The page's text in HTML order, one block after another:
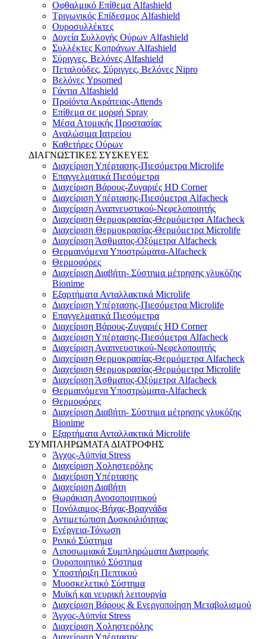
Οφθαλμικό Eπίθεμα Alfashield
Τριγωνικός Επίδεσμος Alfashield
Ουροσυλλέκτες
Δοχεία Συλλογής Ούρων Alfashield
Συλλέκτες Κοπράνων Alfashield
Σύριγγες, Βελόνες Alfashield
Πεταλούδες, Σύριγγες, Βελόνες Nipro
Βελόνες Ypsomed
Γάντια Alfashield
Προϊόντα Ακράτειας-Attends
Επίθεμα σε μορφή Spray
Μέσα Ατομικής Προστασίας
Αναλώσιμα Ιατρείου
Καθετήρες Ούρων
ΔΙΑΓΝΩΣΤΙΚΕΣ ΣΥΣΚΕΥΕΣ
Διαχείριση Υπέρτασης-Πιεσόμετρα Microlife
Επαγγελματικά Πιεσόμετρα
Διαχείριση Βάρους-Ζυγαριές HD Corner
Διαχείριση Υπέρτασης-Πιεσόμετρα Alfacheck
Διαχείριση Αναπνευστικού-Νεφελοποιητής
Διαχείριση Θερμοκρασίας-Θερμόμετρα Alfacheck
Διαχείριση Θερμοκρασίας-Θερμόμετρα Microlife
Διαχείριση Άσθματος-Οξύμετρα Alfacheck
Θερμαινόμενα Υποστρώματα-Alfacheck
Θερμοφόρες
Διαχείριση Διαβήτη- Σύστημα μέτρησης γλυκόζης
Bionime
Εξαρτήματα Ανταλλακτικά Microlife
Διαχείριση Υπέρτασης-Πιεσόμετρα Microlife
Επαγγελματικά Πιεσόμετρα
Διαχείριση Βάρους-Ζυγαριές HD Corner
Διαχείριση Υπέρτασης-Πιεσόμετρα Alfacheck
Διαχείριση Αναπνευστικού-Νεφελοποιητής
Διαχείριση Θερμοκρασίας-Θερμόμετρα Alfacheck
Διαχείριση Θερμοκρασίας-Θερμόμετρα Microlife
Διαχείριση Άσθματος-Οξύμετρα Alfacheck
Θερμαινόμενα Υποστρώματα-Alfacheck
Θερμοφόρες
Διαχείριση Διαβήτη- Σύστημα μέτρησης γλυκόζης
Bionime
Εξαρτήματα Ανταλλακτικά Microlife
ΣΥΜΠΛΗΡΩΜΑΤΑ ΔΙΑΤΡΟΦΗΣ
Άγχος-Αϋπνία Stress
Διαχείριση Χοληστερόλης
Διαχείριση Υπέρτασης
Διαχείριση Διαβήτη
Θωράκιση Ανοσοποιητικού
Πονόλαιμος-Βήχας-Βραχνάδα
Αντιμετώπιση Δυσκοιλιότητας
Eνέργεια-Τόνωση
Ρινικό Σύστημα
Λιποσωμιακά Συμπληρώματα Διατροφής
Ουροποιητικό Σύστημα
Υποστήριξη Πεπτικού
Μυοσκελετικό Σύστημα
Μυϊκή και νευρική λειτουργία
Διαχείριση Βάρους & Ενεργοποίηση Μεταβολισμού
Άγχος-Αϋπνία Stress
Διαχείριση Χοληστερόλης